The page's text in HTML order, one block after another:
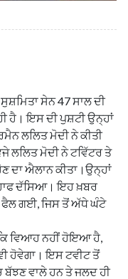
ਸੇਨ 47 ਸਾਲ ਦੀ
ਹੈ। ਇਸ ਦੀ ਪੁਸ਼ਟੀ ਉਨ੍ਹਾਂ
ਲਲਿਤ ਮੋਦੀ ਨੇ ਕੀਤੀ
ਲਲਿਤ ਮੋਦੀ ਨੇ ਟਵਿੱਟਰ ਤੇ
ਦਾ ਐਲਾਨ ਕੀਤਾ।ਉਨ੍ਹਾਂ
ਦੱਸਿਆ। ਇਹ ਖ਼ਬਰ
ਫੈਲ ਗਈ, ਜਿਸ ਤੋਂ ਅੱਧੇ ਘੰਟੇ
ਵਿਆਹ ਨਹੀਂ ਹੋਇਆ ਹੈ,
ਹੋਵੇਗਾ। ਇਸ ਟਵੀਟ ਤੋਂ
ਬੱਝਣ ਵਾਲੇ ਹਨ ਤੇ ਜਲਦ ਹੀ